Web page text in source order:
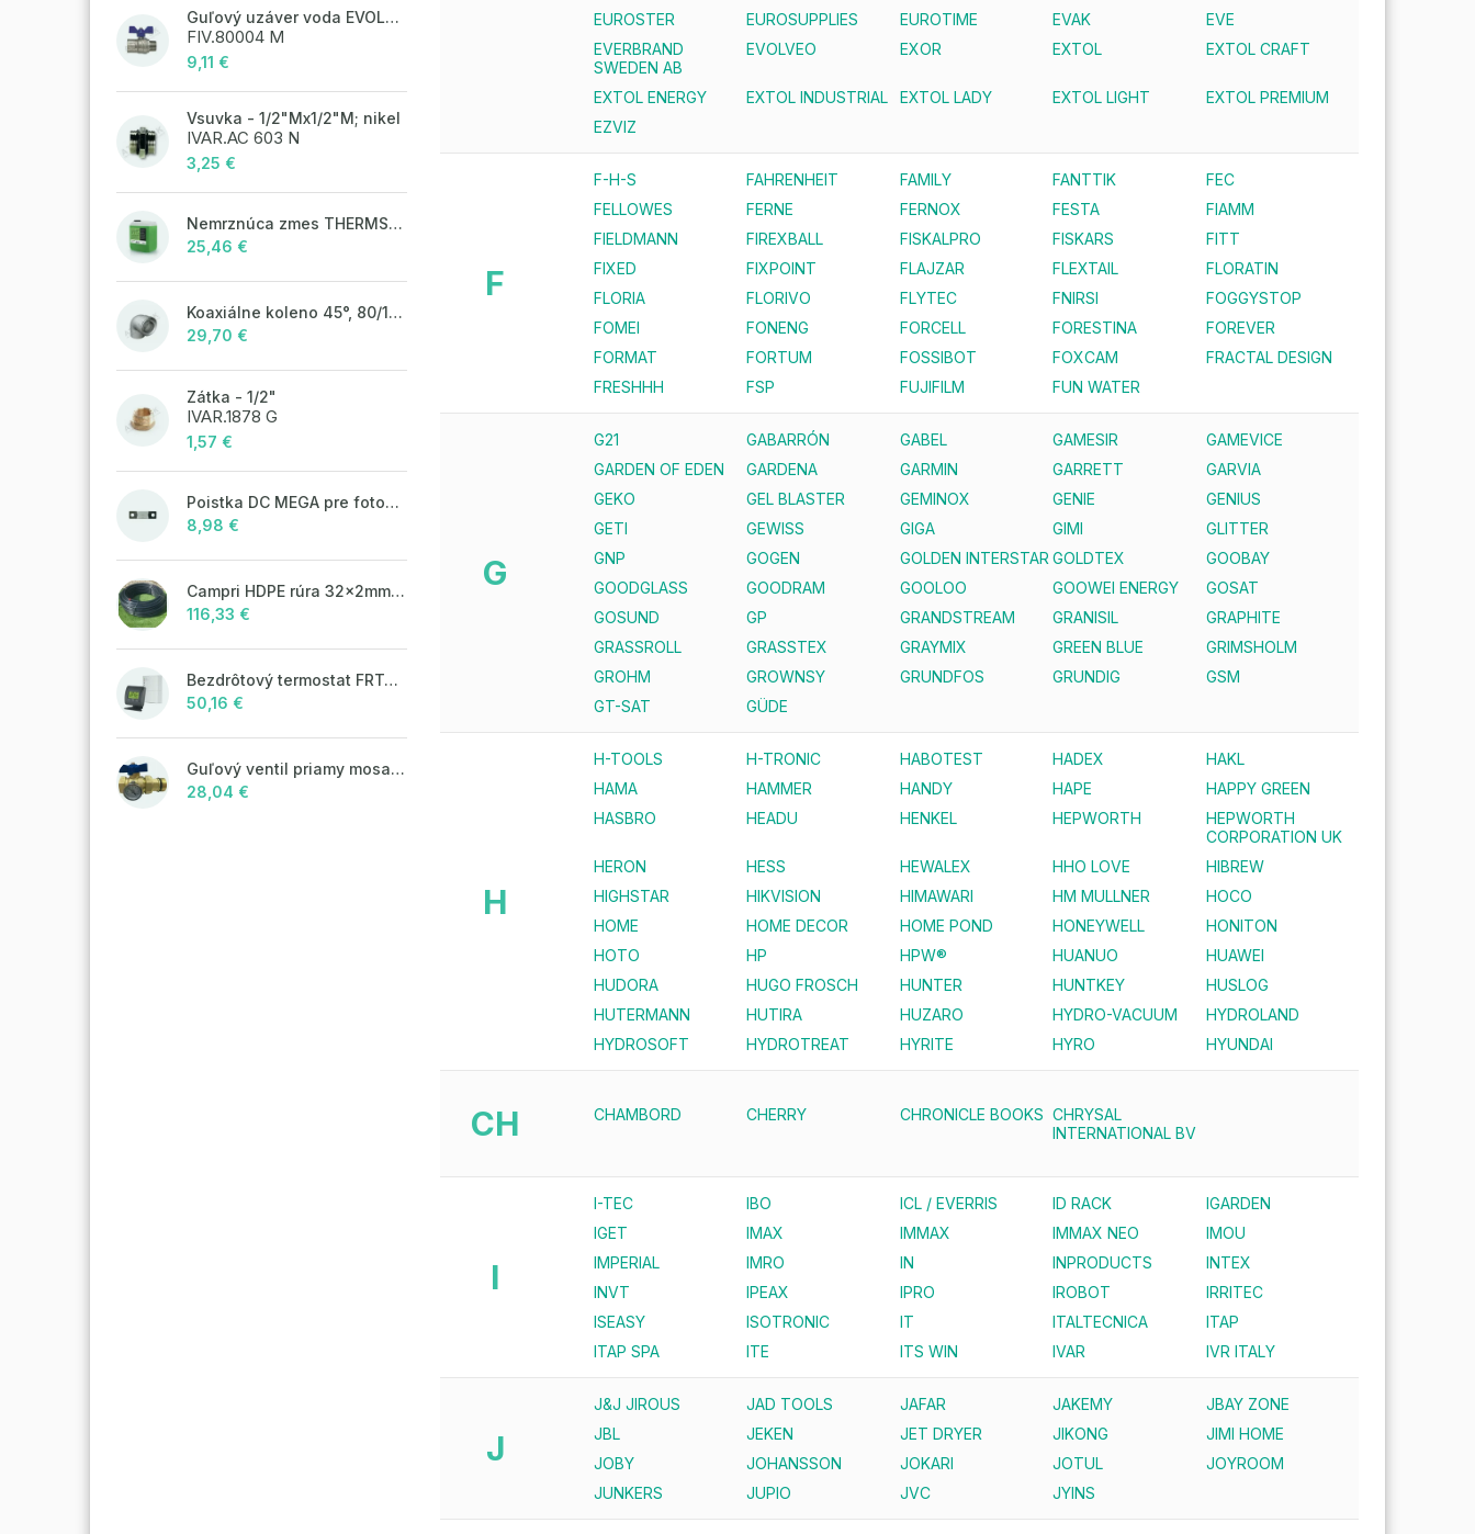
Guľový uzáver voda EVOLUTION - 1/2"FM; motýľ
FIV.80004 M
9,11 €
Vsuvka - 1/2"Mx1/2"M; nikel
IVAR.AC 603 N
3,25 €
Nemrznúca zmes THERMSOL EKO
25,46 €
Koaxiálne koleno 45°, 80/125 mm
29,70 €
Zátka - 1/2"
IVAR.1878 G
1,57 €
Poistka DC MEGA pre fotovoltaické systémy 400A/80V
8,98 €
Campri HDPE rúra 32x2mm - 100m
116,33 €
Bezdrôtový termostat FRT7B2 antracit
50,16 €
Guľový ventil priamy mosadzný pre rozdeľovač so šróbením 1" + teplomer 0°C - 80°C, MODRÝ motýľ
28,04 €
EUROSTER
EUROSUPPLIES EUROTIME EVAK
EVE
EVERBRAND
SWEDEN AB
EVOLVEO EXOR EXTOL EXTOL CRAFT
EXTOL ENERGY EXTOL INDUSTRIAL EXTOL LADY EXTOL LIGHT
EXTOL PREMIUM
EZVIZ
F
F-H-S FAHRENHEIT FAMILY FANTTIK
FEC
FELLOWES
FERNE FERNOX FESTA
FIAMM
FIELDMANN
FIREXBALL FISKALPRO FISKARS
FITT
FIXED
FIXPOINT FLAJZAR FLEXTAIL
FLORATIN
FLORIA
FLORIVO FLYTEC FNIRSI
FOGGYSTOP
FOMEI
FONENG FORCELL FORESTINA
FOREVER
FORMAT
FORTUM FOSSIBOT FOXCAM
FRACTAL DESIGN
FRESHHH
FSP FUJIFILM FUN WATER
G
G21 GABARRÓN GABEL GAMESIR
GAMEVICE
GARDEN OF EDEN
GARDENA GARMIN GARRETT
GARVIA
GEKO
GEL BLASTER GEMINOX GENIE
GENIUS
GETI
GEWISS GIGA GIMI
GLITTER
GNP
GOGEN GOLDEN INTERSTAR GOLDTEX
GOOBAY
GOODGLASS
GOODRAM GOOLOO GOOWEI ENERGY
GOSAT
GOSUND
GP GRANDSTREAM GRANISIL
GRAPHITE
GRASSROLL
GRASSTEX GRAYMIX GREEN BLUE
GRIMSHOLM
GROHM
GROWNSY GRUNDFOS GRUNDIG
GSM
GT-SAT
GÜDE
H
H-TOOLS H-TRONIC HABOTEST HADEX
HAKL
HAMA
HAMMER HANDY HAPE
HAPPY GREEN
HASBRO
HEADU HENKEL HEPWORTH
HEPWORTH
CORPORATION UK
HERON
HESS HEWALEX HHO LOVE
HIBREW
HIGHSTAR
HIKVISION HIMAWARI HM MULLNER
HOCO
HOME
HOME DECOR HOME POND HONEYWELL
HONITON
HOTO
HP HPW® HUANUO
HUAWEI
HUDORA
HUGO FROSCH HUNTER HUNTKEY
HUSLOG
HUTERMANN
HUTIRA HUZARO HYDRO-VACUUM
HYDROLAND
HYDROSOFT
HYDROTREAT HYRITE HYRO HYUNDAI
CH CHAMBORD CHERRY CHRONICLE BOOKS CHRYSAL
INTERNATIONAL BV
I
I-TEC IBO ICL / EVERRIS ID RACK
IGARDEN
IGET
IMAX IMMAX IMMAX NEO
IMOU
IMPERIAL
IMRO IN INPRODUCTS
INTEX
INVT
IPEAX IPRO IROBOT
IRRITEC
ISEASY
ISOTRONIC IT ITALTECNICA
ITAP
ITAP SPA
ITE ITS WIN IVAR IVR ITALY
J
J&J JIROUS JAD TOOLS JAFAR JAKEMY
JBAY ZONE
JBL
JEKEN JET DRYER JIKONG
JIMI HOME
JOBY
JOHANSSON JOKARI JOTUL
JOYROOM
JUNKERS
JUPIO JVC JYINS